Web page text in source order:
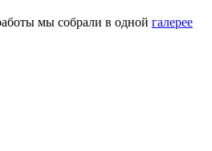
мы собрали в одной галерее